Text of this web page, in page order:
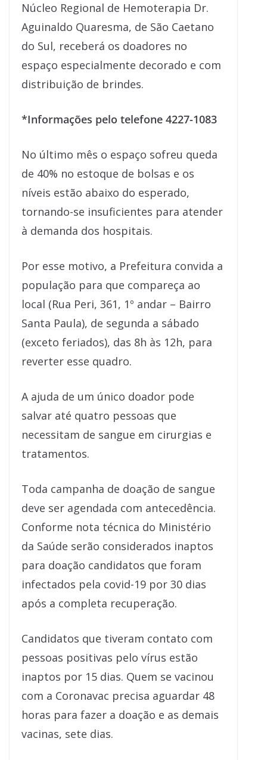
Núcleo Regional de Hemoterapia Dr.
Aguinaldo Quaresma, de São Caetano
do Sul, receberá os doadores no
espaço especialmente decorado e com
distribuição de brindes.
*Informações pelo telefone 4227-1083
No último mês o espaço sofreu queda
de 40% no estoque de bolsas e os
níveis estão abaixo do esperado,
tornando-se insuficientes para atender
à demanda dos hospitais.
Por esse motivo, a Prefeitura convida a
população para que compareça ao
local (Rua Peri, 361, 1º andar – Bairro
Santa Paula), de segunda a sábado
(exceto feriados), das 8h às 12h, para
reverter esse quadro.
A ajuda de um único doador pode
salvar até quatro pessoas que
necessitam de sangue em cirurgias e
tratamentos.
Toda campanha de doação de sangue
deve ser agendada com antecedência.
Conforme nota técnica do Ministério
da Saúde serão considerados inaptos
para doação candidatos que foram
infectados pela covid-19 por 30 dias
após a completa recuperação.
Candidatos que tiveram contato com
pessoas positivas pelo vírus estão
inaptos por 15 dias. Quem se vacinou
com a Coronavac precisa aguardar 48
horas para fazer a doação e as demais
vacinas, sete dias.